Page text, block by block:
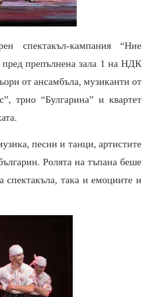
спектакъл-кампания “Ние
пред препълнена зала 1 на НДК
от ансамбъла, музиканти от
трио “Булгарина” и квартет
песни и танци, артистите
Ролята на тъпана беше
спектакъла, така и емоциите и